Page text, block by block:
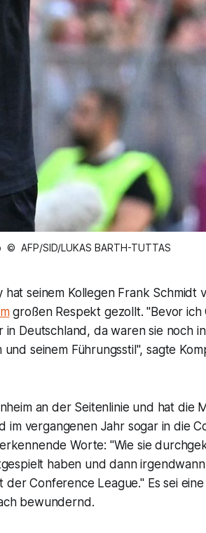
© AFP/SID/LUKAS BARTH-TUTTAS
hat seinem Kollegen Frank Schmidt
großen Respekt gezollt. "Bevor ich
Deutschland, da waren sie noch
seinem Führungsstil", sagte
an der Seitenlinie und hat die
im vergangenen Jahr sogar in die
Worte: "Wie sie
haben und dann
Conference League." Es sei
bewundernd.